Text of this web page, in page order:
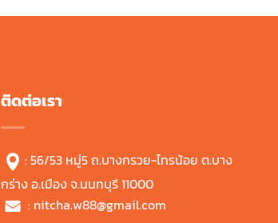
ติดต่อเรา
: 56/53 หมู่5 ถ.บางกรวย-ไทรน้อย ต.บาง
กร่าง อ.เมือง จ.นนทบุรี 11000
: nitcha.w88@gmail.com